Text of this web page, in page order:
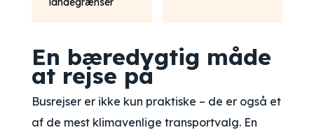
En bæredygtig måde
at rejse på
Busrejser er ikke kun praktiske – de er også et
af de mest klimavenlige transportvalg. En